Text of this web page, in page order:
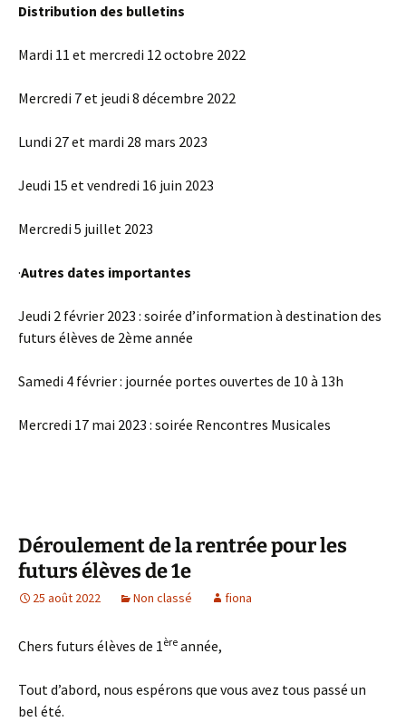
Distribution des bulletins
Mardi 11 et mercredi 12 octobre 2022
Mercredi 7 et jeudi 8 décembre 2022
Lundi 27 et mardi 28 mars 2023
Jeudi 15 et vendredi 16 juin 2023
Mercredi 5 juillet 2023
·Autres dates importantes
Jeudi 2 février 2023 : soirée d’information à destination des
futurs élèves de 2ème année
Samedi 4 février : journée portes ouvertes de 10 à 13h
Mercredi 17 mai 2023 : soirée Rencontres Musicales
Déroulement de la rentrée pour les
futurs élèves de 1e
25 août 2022 Non classé fiona
Chers futurs élèves de 1ère année,
Tout d’abord, nous espérons que vous avez tous passé un
bel été.